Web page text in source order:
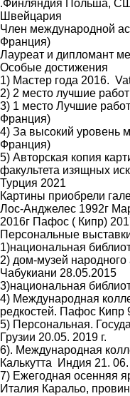
.Финляндия Польша,
Швейцария
Член международной
Франция)
Лауреат и дипломант
Особые достижения
1) Мастер года 2016.
2) 2 место лучшие
3) 1 место Лучшие
Франция)
4) За высокий уровень
Франция)
5) Авторская копия
факультета изящных
Турция 2021
Картины приобрели
Лос-Анджелес 1992г
2016г Пафос ( Кипр)
Персональные
1)национальная
2) дом-музей народного
Чабукиани 28.05.2015
3)национальная
4) Международная
редкостей. Пафос Кипр
5) Персональная.
Грузии 20.05. 2019 г.
6). Международная
Калькутта Индия 21.
7) Ежегодная осенняя
Италия Каральо,